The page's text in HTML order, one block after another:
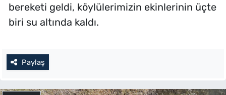
bereketi geldi, köylülerimizin ekinlerinin üçte
biri su altında kaldı.
Paylaş